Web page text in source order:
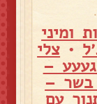
ומיני
• צלי
–
בשר –
עם